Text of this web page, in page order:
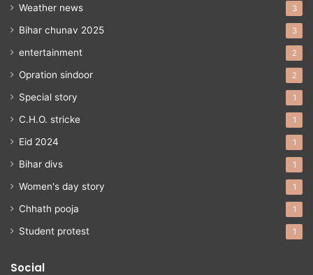
Weather news 3
Bihar chunav 2025 3
entertainment 2
Opration sindoor 2
Special story 1
C.H.O. stricke 1
Eid 2024 1
Bihar divs 1
Women's day story 1
Chhath pooja 1
Student protest 1
Social